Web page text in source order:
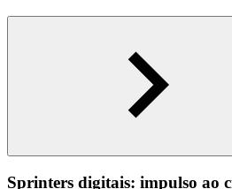
Sprinters digitais: impulso ao